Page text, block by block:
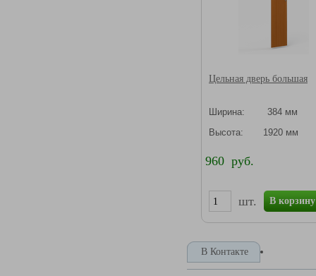
Цельная дверь большая
Ширина: 384 мм
Высота: 1920 мм
960 руб.
шт. В корзину
В Контакте